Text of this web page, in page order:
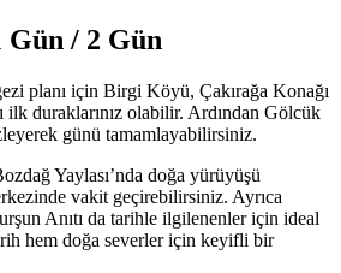
/ 2 Gün
planı için Birgi Köyü, Çakırağa Konağı
ilk duraklarınız olabilir. Ardından Gölcük
günü tamamlayabilirsiniz.
Yaylası’nda doğa yürüyüşü
vakit geçirebilirsiniz. Ayrıca
Anıtı da tarihle ilgilenenler için ideal
hem doğa severler için keyifli bir